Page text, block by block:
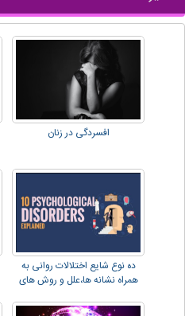
افسردگی در زنان
ده نوع شایع اختلالات روانی به
همراه نشانه ها،علل و روش های